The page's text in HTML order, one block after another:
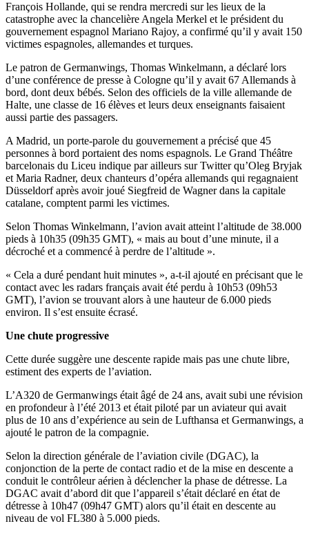
François Hollande, qui se rendra mercredi sur les lieux de la
catastrophe avec la chancelière Angela Merkel et le président du
gouvernement espagnol Mariano Rajoy, a confirmé qu’il y avait 150
victimes espagnoles, allemandes et turques.
Le patron de Germanwings, Thomas Winkelmann, a déclaré lors
d’une conférence de presse à Cologne qu’il y avait 67 Allemands à
bord, dont deux bébés. Selon des officiels de la ville allemande de
Halte, une classe de 16 élèves et leurs deux enseignants faisaient
aussi partie des passagers.
A Madrid, un porte-parole du gouvernement a précisé que 45
personnes à bord portaient des noms espagnols. Le Grand Théâtre
barcelonais du Liceu indique par ailleurs sur Twitter qu’Oleg Bryjak
et Maria Radner, deux chanteurs d’opéra allemands qui regagnaient
Düsseldorf après avoir joué Siegfreid de Wagner dans la capitale
catalane, comptent parmi les victimes.
Selon Thomas Winkelmann, l’avion avait atteint l’altitude de 38.000
pieds à 10h35 (09h35 GMT), « mais au bout d’une minute, il a
décroché et a commencé à perdre de l’altitude ».
« Cela a duré pendant huit minutes », a-t-il ajouté en précisant que le
contact avec les radars français avait été perdu à 10h53 (09h53
GMT), l’avion se trouvant alors à une hauteur de 6.000 pieds
environ. Il s’est ensuite écrasé.
Une chute progressive
Cette durée suggère une descente rapide mais pas une chute libre,
estiment des experts de l’aviation.
L’A320 de Germanwings était âgé de 24 ans, avait subi une révision
en profondeur à l’été 2013 et était piloté par un aviateur qui avait
plus de 10 ans d’expérience au sein de Lufthansa et Germanwings, a
ajouté le patron de la compagnie.
Selon la direction générale de l’aviation civile (DGAC), la
conjonction de la perte de contact radio et de la mise en descente a
conduit le contrôleur aérien à déclencher la phase de détresse. La
DGAC avait d’abord dit que l’appareil s’était déclaré en état de
détresse à 10h47 (09h47 GMT) alors qu’il était en descente au
niveau de vol FL380 à 5.000 pieds.